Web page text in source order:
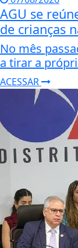
AGU se
de crianças
No mês
a tirar a
ACESSAR